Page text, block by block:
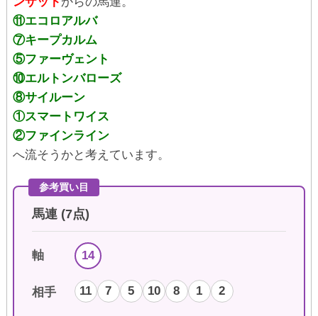
⑪エコロアルバ
⑦キープカルム
⑤ファーヴェント
⑩エルトンバローズ
⑧サイルーン
①スマートワイス
②ファインライン
へ流そうかと考えています。
参考買い目
馬連 (7点)
軸 14
相手 11 7 5 10 8 1 2